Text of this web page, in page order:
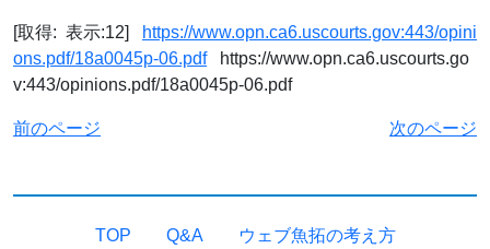
[取得: 表示:12]
https://www.opn.ca6.uscourts.gov:443/opini
ons.pdf/18a0045p-06.pdfhttps://www.opn.ca6.uscourts.go
v:443/opinions.pdf/18a0045p-06.pdf
前のページ 次のページ
TOP Q&A ウェブ魚拓の考え方